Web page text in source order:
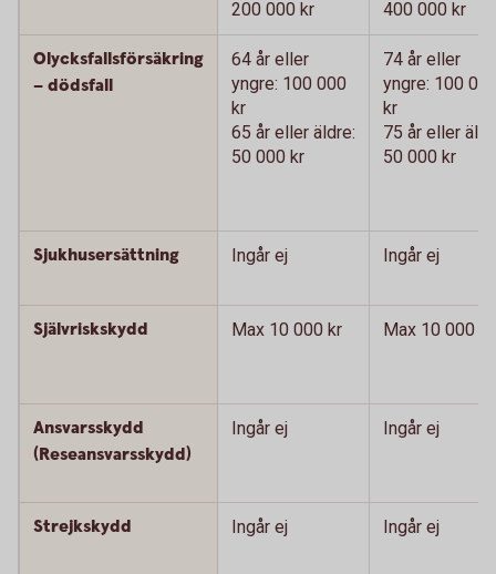
200 000 kr 400 000 kr
Olycksfallsförsäkring
– dödsfall
64 år eller
yngre: 100 000
kr
65 år eller äldre:
50 000 kr
74 år eller
yngre: 100
kr
75 år eller
50 000 kr
Sjukhusersättning Ingår ej Ingår ej
Självriskskydd Max 10 000 kr Max 10 000 kr
Ansvarsskydd
(Reseansvarsskydd)
Ingår ej Ingår ej
Strejkskydd Ingår ej Ingår ej